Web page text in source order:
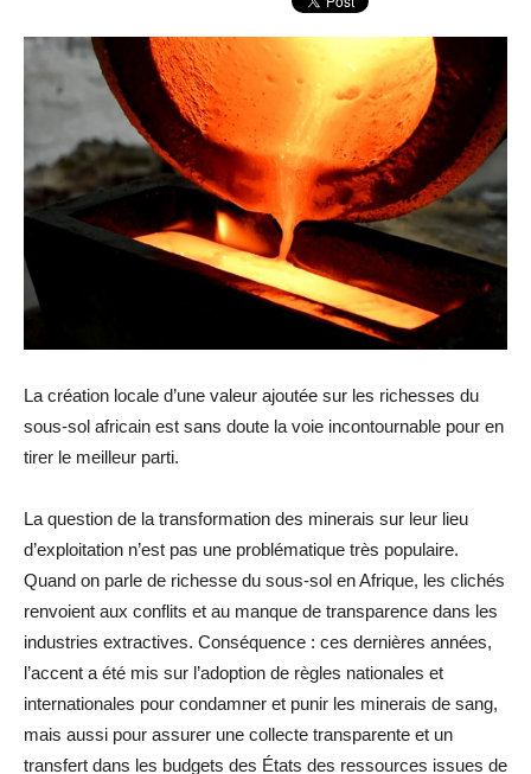
La création locale d’une valeur ajoutée sur les richesses du
sous-sol africain est sans doute la voie incontournable pour en
tirer le meilleur parti.
La question de la transformation des minerais sur leur lieu
d’exploitation n’est pas une problématique très populaire.
Quand on parle de richesse du sous-sol en Afrique, les clichés
renvoient aux conflits et au manque de transparence dans les
industries extractives. Conséquence : ces dernières années,
l’accent a été mis sur l’adoption de règles nationales et
internationales pour condamner et punir les minerais de sang,
mais aussi pour assurer une collecte transparente et un
transfert dans les budgets des États des ressources issues de